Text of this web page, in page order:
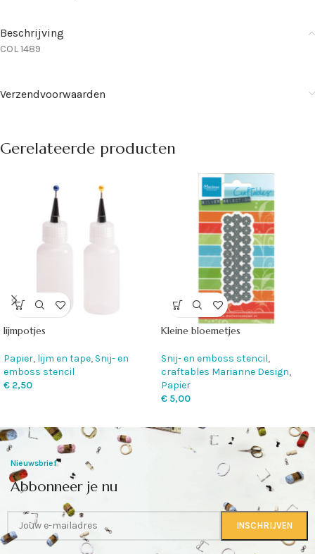
Beschrijving
COL 1489
Verzendvoorwaarden
Gerelateerde producten
lijmpotjes
Papier, lijm en tape, Snij- en
emboss stencil
€ 2,50
Kleine bloemetjes
Snij- en emboss stencil,
craftables Marianne Design,
Papier
€ 5,00
Nieuwsbrief
Abbonneer je nu